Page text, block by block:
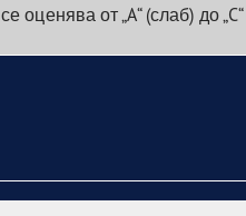
се оценява от „A“ (слаб) до